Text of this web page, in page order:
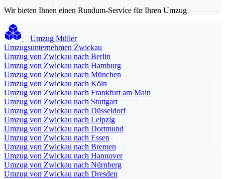
Wir bieten Ihnen einen Rundum-Service für Ihren Umzug
Umzug Müller
Umzugsunternehmen Zwickau
Umzug von Zwickau nach Berlin
Umzug von Zwickau nach Hamburg
Umzug von Zwickau nach München
Umzug von Zwickau nach Köln
Umzug von Zwickau nach Frankfurt am Main
Umzug von Zwickau nach Stuttgart
Umzug von Zwickau nach Düsseldorf
Umzug von Zwickau nach Leipzig
Umzug von Zwickau nach Dortmund
Umzug von Zwickau nach Essen
Umzug von Zwickau nach Bremen
Umzug von Zwickau nach Hannover
Umzug von Zwickau nach Nürnberg
Umzug von Zwickau nach Dresden